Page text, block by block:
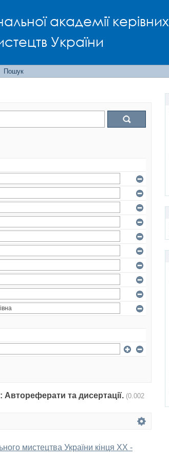
академії керівних
України
Пошук
та дисертації. (0.002
мистецтва України кінця ХХ -